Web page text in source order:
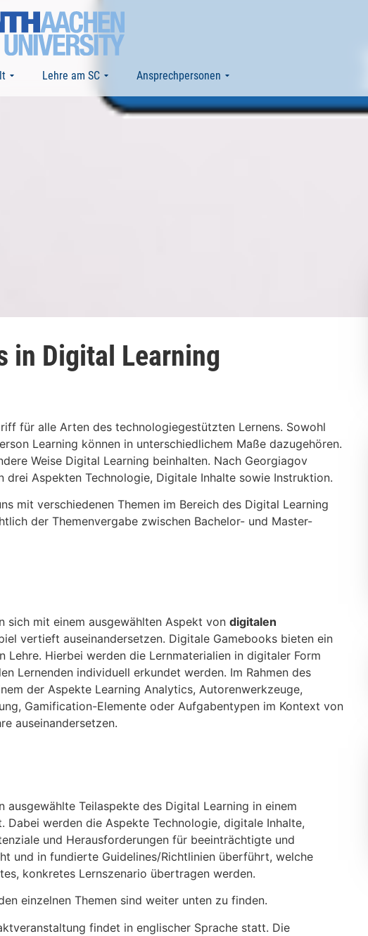
Lehre am SC Ansprechpersonen
in Digital Learning
für alle Arten des technologiegestützten Lernens. Sowohl
Learning können in unterschiedlichem Maße dazugehören.
Weise Digital Learning beinhalten. Nach Georgiagov
drei Aspekten Technologie, Digitale Inhalte sowie Instruktion.
mit verschiedenen Themen im Bereich des Digital Learning
der Themenvergabe zwischen Bachelor- und Master-
sich mit einem ausgewählten Aspekt von digitalen
vertieft auseinandersetzen. Digitale Gamebooks bieten ein
Lehre. Hierbei werden die Lernmaterialien in digitaler Form
Lernenden individuell erkundet werden. Im Rahmen des
der Aspekte Learning Analytics, Autorenwerkzeuge,
Gamification-Elemente oder Aufgabentypen im Kontext von
auseinandersetzen.
ausgewählte Teilaspekte des Digital Learning in einem
Dabei werden die Aspekte Technologie, digitale Inhalte,
und Herausforderungen für beeinträchtigte und
und in fundierte Guidelines/Richtlinien überführt, welche
konkretes Lernszenario übertragen werden.
einzelnen Themen sind weiter unten zu finden.
findet in englischer Sprache statt. Die